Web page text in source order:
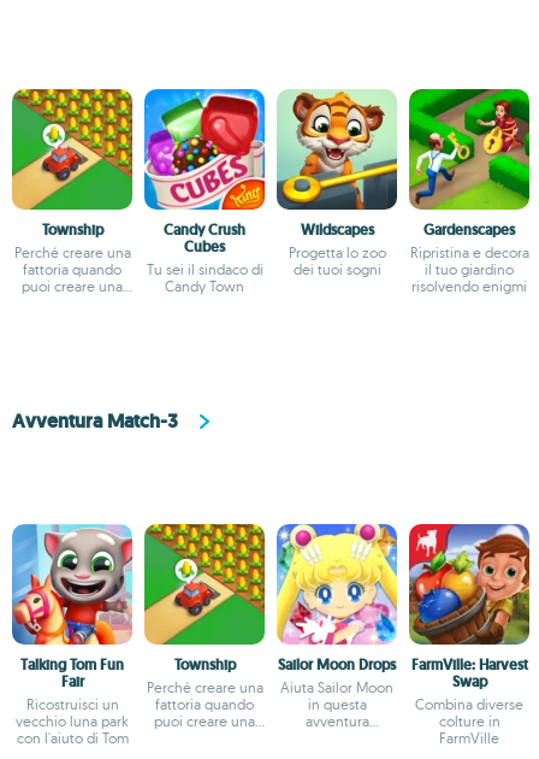
Township
Perché creare una
fattoria quando
puoi creare una
Candy Crush
Cubes
Tu sei il sindaco di
Candy Town
Wildscapes
Progetta lo zoo
dei tuoi sogni
Gardenscapes
Ripristina e decora
il tuo giardino
risolvendo enigmi
Avventura Match-3
Talking Tom Fun
Fair
Ricostruisci un
vecchio luna park
con l'aiuto di Tom
Township
Perché creare una
fattoria quando
puoi creare una
Sailor Moon Drops
Aiuta Sailor Moon
in questa
avventura
FarmVille: Harvest
Swap
Combina diverse
colture in
FarmVille